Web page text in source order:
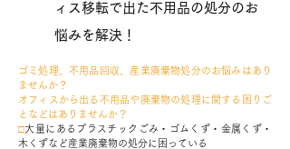
ィス移転で出た不用品の処分のお
悩みを解決！
ゴミ処理、不用品回収、産業廃棄物処分のお悩みはあり
ませんか？
オフィスから出る不用品や廃棄物の処理に関する困りご
となどはありませんか？
□大量にあるプラスチックごみ・ゴムくず・金属くず・
木くずなど産業廃棄物の処分に困っている